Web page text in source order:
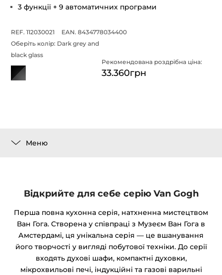
3 функції + 9 автоматичних програми
REF. 112030021
EAN. 8434778034400
Оберіть колір: Dark grey and
black glass
Рекомендована роздрібна ціна:
33.360грн
Меню
Відкрийте для себе серію Van Gogh
Перша повна кухонна серія, натхненна мистецтвом
Ван Гога. Створена у співпраці з Музеєм Ван Гога в
Амстердамі, ця унікальна серія — це вшанування
його творчості у вигляді побутової техніки. До серії
входять духові шафи, компактні духовки,
мікрохвильові печі, індукційні та газові варильні